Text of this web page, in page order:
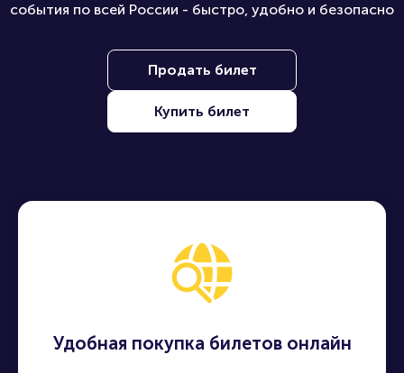
события по всей России - быстро, удобно и безопасно
Продать билет
Купить билет
Удобная покупка билетов онлайн